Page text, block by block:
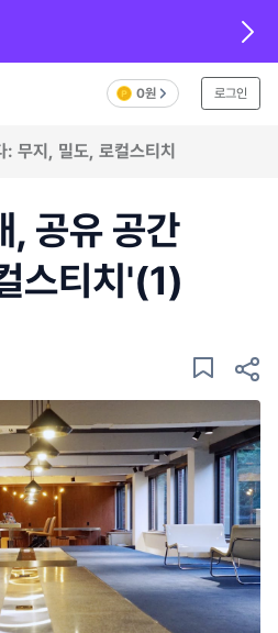
0원 로그인
: 무지, 밀도, 로컬스티치
, 공유 공간
스티치'(1)